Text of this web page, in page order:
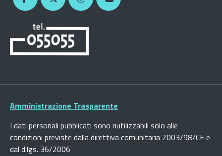
Amministrazione Trasparente
I dati personali pubblicati sono riutilizzabili solo alle
condizioni previste dalla direttiva comunitaria 2003/98/CE e
dal d.lgs. 36/2006